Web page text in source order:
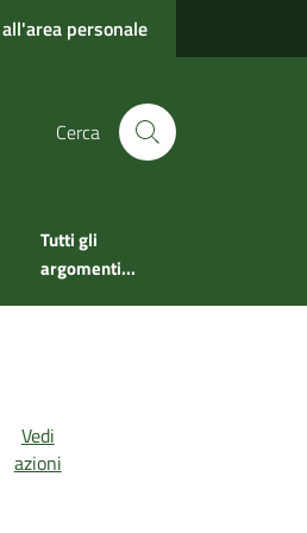
personale
Cerca
Tutti gli
argomenti...
Vedi
azioni